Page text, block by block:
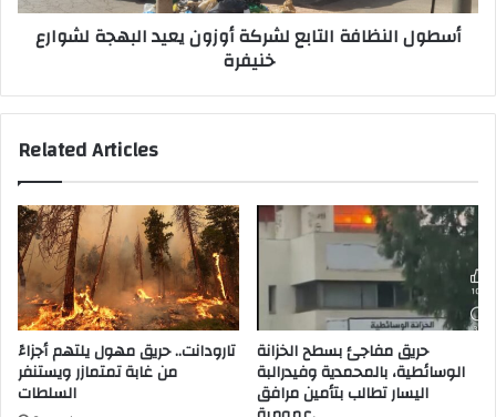
خنيفرة
أسطول النظافة التابع لشركة أوزون يعيد البهجة لشوارع
خنيفرة
Related Articles
تارودانت.. حريق مهول يلتهم أجزاءً
من غابة تمتمازر ويستنفر
السلطات
حريق مفاجئ بسطح الخزانة
الوسائطية، بالمحمدية وفيدرالبة
اليسار تطالب بتأمين مرافق